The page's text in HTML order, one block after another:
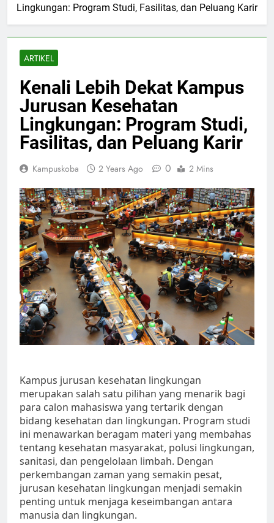
Lingkungan: Program Studi, Fasilitas, dan Peluang Karir
ARTIKEL
Kenali Lebih Dekat Kampus
Jurusan Kesehatan
Lingkungan: Program Studi,
Fasilitas, dan Peluang Karir
Kampuskoba 2 Years Ago 0 2 Mins
Kampus jurusan kesehatan lingkungan
merupakan salah satu pilihan yang menarik bagi
para calon mahasiswa yang tertarik dengan
bidang kesehatan dan lingkungan. Program studi
ini menawarkan beragam materi yang membahas
tentang kesehatan masyarakat, polusi lingkungan,
sanitasi, dan pengelolaan limbah. Dengan
perkembangan zaman yang semakin pesat,
jurusan kesehatan lingkungan menjadi semakin
penting untuk menjaga keseimbangan antara
manusia dan lingkungan.